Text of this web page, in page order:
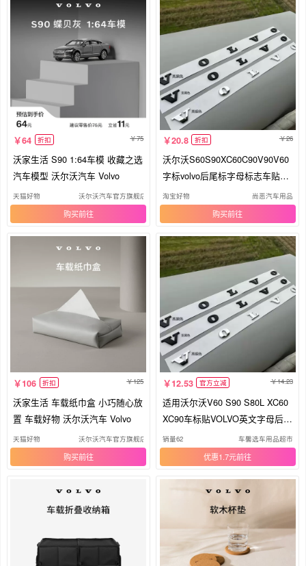
64 折扣 75
沃家生活 S90 1:64车模 收藏之选
汽车模型 沃尔沃汽车 Volvo
天猫好物 沃尔沃汽车官方旗舰店
购买
20.8 折扣 26
沃尔沃S60S90XC60C90V90V60
字标volvo后尾标字母标志车贴改
装黑色
淘宝好物 尚恶汽车用品
购买
106 折扣 125
沃家生活 车载纸巾盒 小巧随心放
置 车载好物 沃尔沃汽车 Volvo
天猫好物 沃尔沃汽车官方旗舰店
购买
12.53 官方立减 14.23
适用沃尔沃V60 S90 S80L XC60
XC90车标贴VOLVO英文字母后尾
标志
销量62 车馨选车用品超市
优惠1.7元